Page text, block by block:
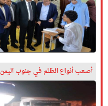
أصعب أنواع الظلم في جنوب اليمن